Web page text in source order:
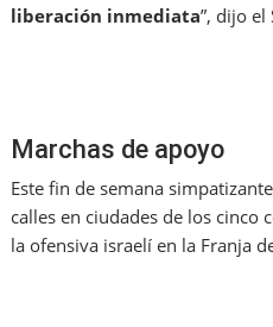
liberación inmediata”, dijo el
Marchas de apoyo
Este fin de semana
calles en ciudades de los cinco
la ofensiva israelí en la Franja